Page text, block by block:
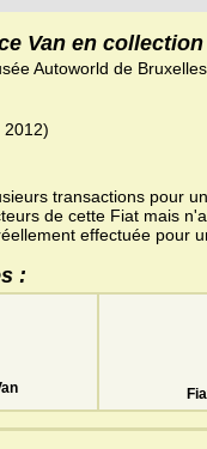
Van en collection
Autoworld de Bruxelles
2012)
transactions pour
de cette Fiat mais
effectuée pour
: